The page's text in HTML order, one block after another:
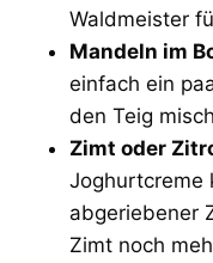
Waldmeister
Mandeln im
einfach ein
den Teig
Zimt oder
Joghurtcreme
abgeriebener
Zimt noch